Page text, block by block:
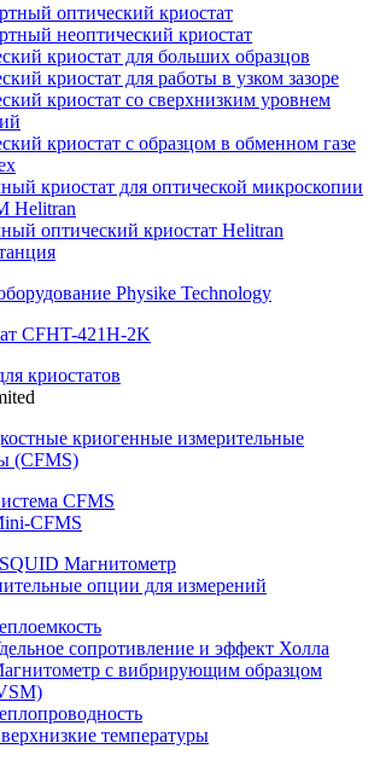
оптический криостат
неоптический криостат
криостат для больших образцов
криостат для работы в узком зазоре
криостат со сверхнизким уровнем
криостат с образцом в обменном газе
криостат для оптической микроскопии
Helitran
оптический криостат Helitran
Physike Technology
CFHT-421H-2K
криостатов
криогенные измерительные
(CFMS)
CFMS
CFMS
Магнитометр
опции для измерений
сопротивление и эффект Холла
с вибрирующим образцом
температуры